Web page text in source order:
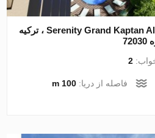
آپارتمان در در Serenity Grand Kaptan Alanya ، ترکیه
2
فاصله از دریا:100 m